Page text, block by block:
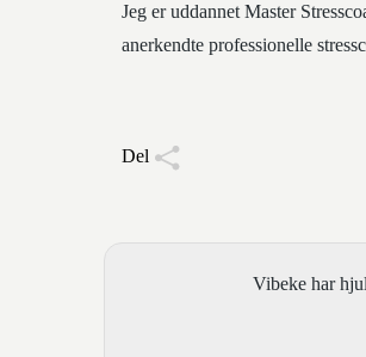
Jeg er uddannet Master
anerkendte professionelle
Del
Vibeke har